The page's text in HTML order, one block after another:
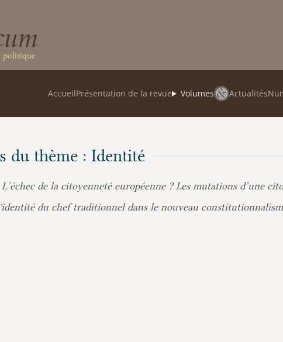
AccueilPrésentation de la revue Volumes Actualités
du thème : Identité
L’échec de la citoyenneté européenne ? Les mutations d’une
du chef traditionnel dans le nouveau